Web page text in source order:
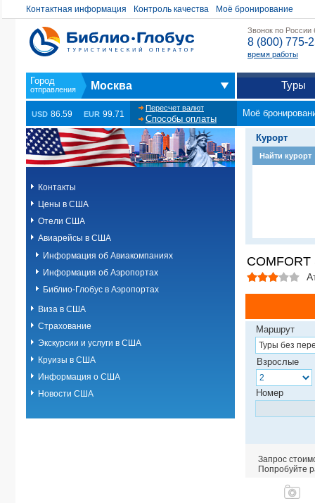
Контактная информация Контроль качества Моё бронирование
Звонок по России
8 (800) 775-
время работы
Москва Туры
USD 86.59 EUR 99.71
Пересчет валют
Способы оплаты
Моё
Контакты
Цены в США
Отели США
Авиарейсы в США
Информация об Авиакомпаниях
Информация об Аэропортах
Библио-Глобус в Аэропортах
Виза в США
Страхование
Экскурсии и услуги в США
Круизы в США
Информация о США
Новости США
Курорт
Найти курорт
COMFORT
Маршрут
Взрослые
Номер
Запрос
Попробуйте